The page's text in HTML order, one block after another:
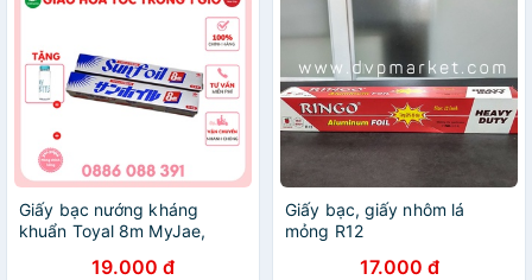
Giấy bạc nướng kháng
khuẩn Toyal 8m MyJae,
19.000 đ
Giấy bạc, giấy nhôm lá
mỏng R12
17.000 đ